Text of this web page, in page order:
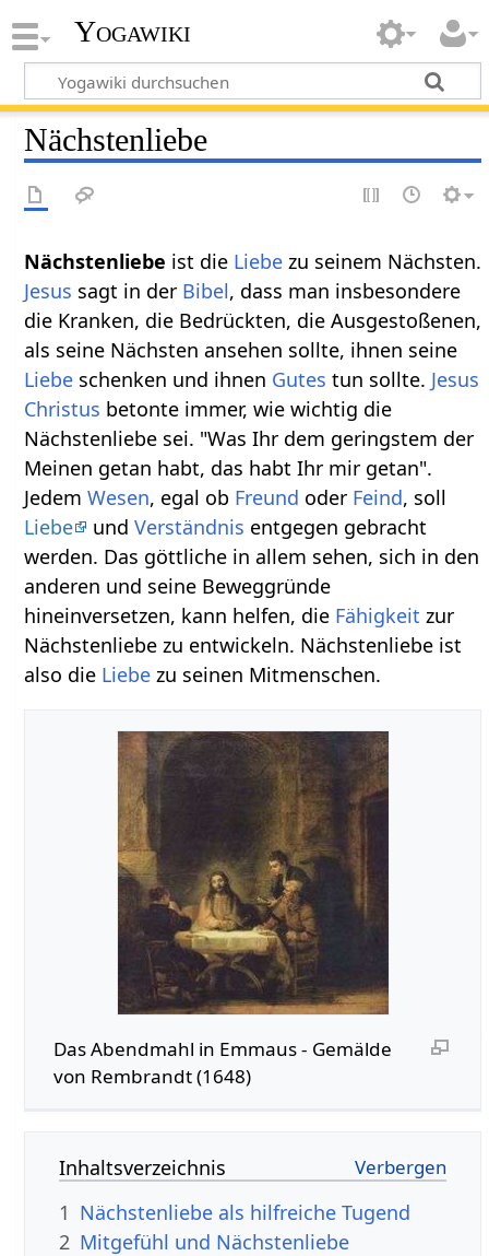
Yogawiki
Nächstenliebe
Nächstenliebe ist die Liebe zu seinem Nächsten.
Jesus sagt in der Bibel, dass man insbesondere
die Kranken, die Bedrückten, die Ausgestoßenen,
als seine Nächsten ansehen sollte, ihnen seine
Liebe schenken und ihnen Gutes tun sollte. Jesus
Christus betonte immer, wie wichtig die
Nächstenliebe sei. "Was Ihr dem geringstem der
Meinen getan habt, das habt Ihr mir getan".
JedemWesen, egal ob Freund oder Feind, soll
Liebe
undVerständnis entgegen gebracht
werden. Das göttliche in allem sehen, sich in den
anderen und seine Beweggründe
hineinversetzen, kann helfen, die Fähigkeit zur
Nächstenliebe zu entwickeln. Nächstenliebe ist
also die Liebe zu seinen Mitmenschen.
Das Abendmahl in Emmaus - Gemälde
von Rembrandt (1648)
Inhaltsverzeichnis
1 Nächstenliebe als hilfreiche Tugend
2 Mitgefühl und Nächstenliebe